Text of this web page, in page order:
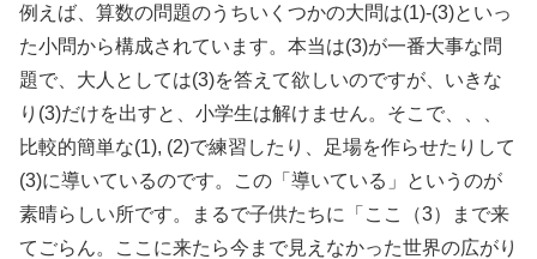
例えば、算数の問題のうちいくつかの大問は(1)-(3)といっ
た小問から構成されています。本当は(3)が一番大事な問
題で、大人としては(3)を答えて欲しいのですが、いきな
り(3)だけを出すと、小学生は解けません。そこで、、、
比較的簡単な(1), (2)で練習したり、足場を作らせたりして
(3)に導いているのです。この「導いている」というのが
素晴らしい所です。まるで子供たちに「ここ（3）まで来
てごらん。ここに来たら今まで見えなかった世界の広がり